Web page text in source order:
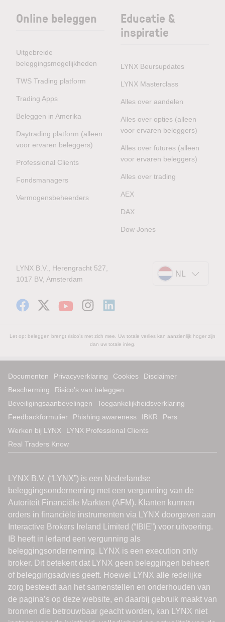
Online beleggen
Uitgebreide
beleggingsmogelijkheden
TWS Trading platform
Trading Apps
Beleggen in Amerika
Daytrading platform (alleen
voor ervaren beleggers)
Professional Clients
Fondsmanagers
Vermogensbeheerders
Educatie &
inspiratie
LYNX Beursupdates
LYNX Masterclass
Alles over aandelen
Alles over opties (alleen
voor ervaren beleggers)
Alles over futures (alleen
voor ervaren beleggers)
Alles over trading
AEX
DAX
Dow Jones
LYNX B.V., Herengracht 527,
1017 BV, Amsterdam
NL
Let op: beleggen brengt risico's met zich mee. Uw totale verlies kan aanzienlijk hoger zijn
dan uw totale inleg.
Documenten Privacyverklaring Cookies
Disclaimer
Bescherming
Risico’s van beleggen
Beveiligingsaanbevelingen
Toegankelijkheidsverklaring
Feedbackformulier
Phishing awareness IBKR
Pers
Werken bij LYNX
LYNX Professional Clients
Real Traders Know